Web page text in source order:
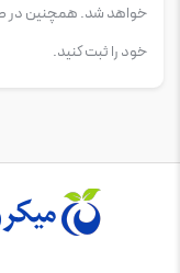
خواهد شد. همچنین در
خود را ثبت کنید.